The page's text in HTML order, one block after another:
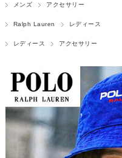
メンズ アクセサリー
Ralph Lauren レディース
レディース アクセサリー